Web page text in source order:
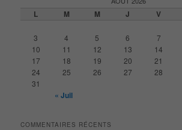
L M M J V
3
4 5 6 7
10
11 12 13 14
17
18 19 20 21
24
25 26 27 28
31
« Juil
COMMENTAIRES RÉCENTS